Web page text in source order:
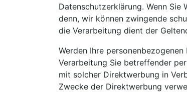
Datenschutzerklärung. Wenn
denn, wir können zwingende
die Verarbeitung dient der
Werden Ihre
Verarbeitung Sie betreffender
mit solcher Direktwerbung in
Zwecke der Direktwerbung